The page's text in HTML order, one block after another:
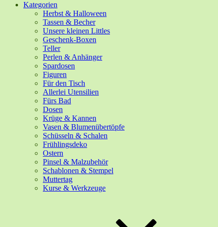
Kategorien
Herbst & Halloween
Tassen & Becher
Unsere kleinen Littles
Geschenk-Boxen
Teller
Perlen & Anhänger
Spardosen
Figuren
Für den Tisch
Allerlei Utensilien
Fürs Bad
Dosen
Krüge & Kannen
Vasen & Blumenübertöpfe
Schüsseln & Schalen
Frühlingsdeko
Ostern
Pinsel & Malzubehör
Schablonen & Stempel
Muttertag
Kurse & Werkzeuge